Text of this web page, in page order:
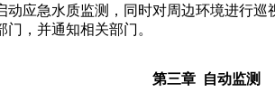
动应急水质监测，同时对周边环境进行
，并通知相关部门。
第三章 自动监测